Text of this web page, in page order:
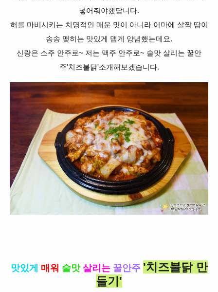
넣어줘야했답니다.
혀를 마비시키는 치명적인 매운 맛이 아니라 이마에 살짝 땀이
송송 맺히는 맛있게 맵게 양념했는데요.
신랑은 소주 안주로~ 저는 맥주 안주로~ 술맛 살리는 꿀안
주'치즈불닭'소개해보겠습니다.
맛있게 매워 술맛살리는 꿀안주 '치즈불닭 만
들기'